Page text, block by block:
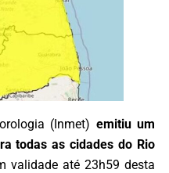
(Inmet) emitiu um
todas as cidades do Rio
validade até 23h59 desta